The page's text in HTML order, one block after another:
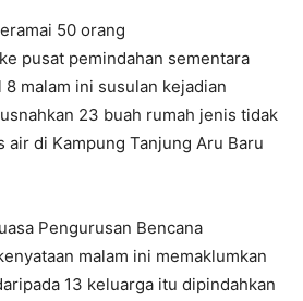
50 orang
pusat pemindahan sementara
malam ini susulan kejadian
23 buah rumah jenis tidak
air di Kampung Tanjung Aru Baru
Pengurusan Bencana
malam ini memaklumkan
13 keluarga itu dipindahkan